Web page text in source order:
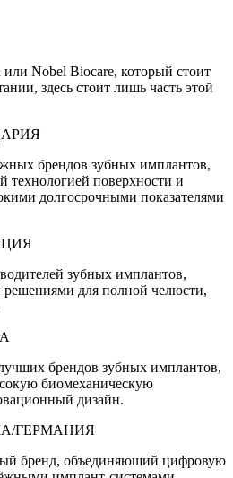
Nobel Biocare, который стоит
здесь стоит лишь часть этой
брендов зубных имплантов,
технологией поверхности и
долгосрочными показателями
зубных имплантов,
решениями для полной челюсти,
брендов зубных имплантов,
биомеханическую
дизайн.
ГЕРМАНИЯ
бренд, объединяющий цифровую